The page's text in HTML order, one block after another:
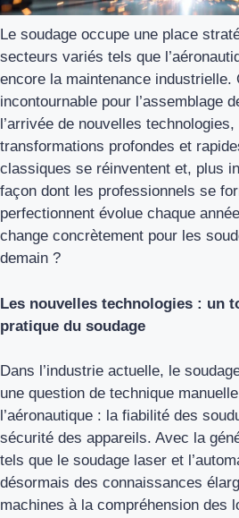
Le soudage occupe une place
secteurs variés tels que
encore la maintenance industrielle.
incontournable pour l’assemblage
l’arrivée de nouvelles
transformations profondes et
classiques se réinventent et, plus
façon dont les professionnels se
perfectionnent évolue chaque
change concrètement pour les
demain ?
Les nouvelles technologies : un
pratique du soudage
Dans l’industrie actuelle, le
une question de technique
l’aéronautique : la fiabilité des
sécurité des appareils. Avec la
tels que le soudage laser et
désormais des connaissances
machines à la compréhension des